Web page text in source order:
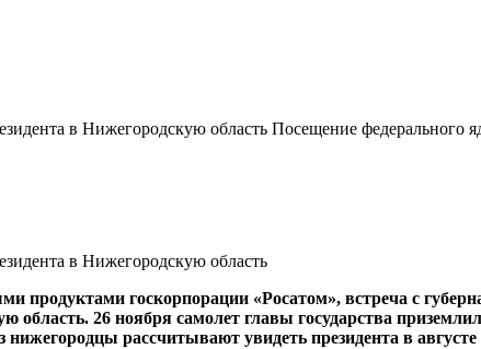
в Нижегородскую область Посещение федерального
в Нижегородскую область
продуктами госкорпорации «Росатом», встреча с
26 ноября самолет главы государства
рассчитывают увидеть президента в